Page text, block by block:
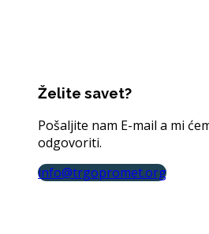
Želite savet?
Pošaljite nam E-mail a mi
odgovoriti.
info@trgopromet.org